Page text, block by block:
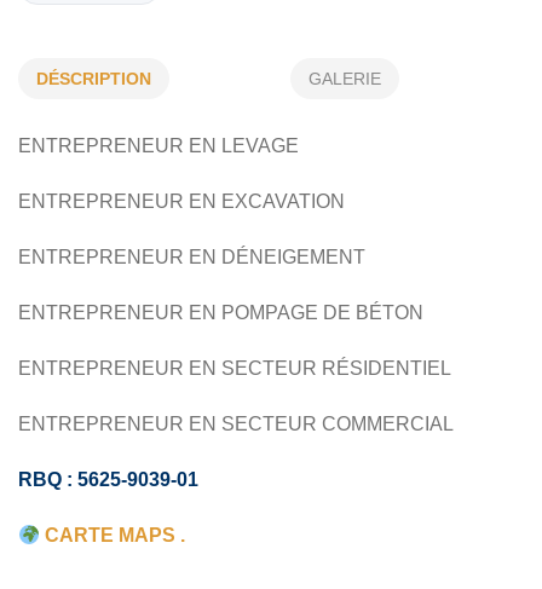
MAISONS – GRANGES – GARAGES
COMMERCIAL
DÉSCRIPTION GALERIE
ENTREPRENEUR EN LEVAGE
ENTREPRENEUR EN EXCAVATION
ENTREPRENEUR EN DÉNEIGEMENT
ENTREPRENEUR EN POMPAGE DE BÉTON
ENTREPRENEUR EN SECTEUR RÉSIDENTIEL
ENTREPRENEUR EN SECTEUR COMMERCIAL
RBQ : 5625-9039-01
CARTE MAPS .